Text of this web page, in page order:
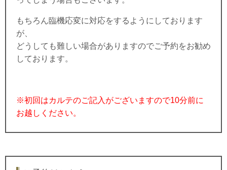
もちろん臨機応変に対応をするようにしております
が、
どうしても難しい場合がありますのでご予約をお勧め
しております。
※初回はカルテのご記入がございますので10分前に
お越しください。